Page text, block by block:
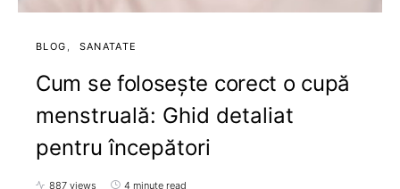
BLOG SANATATE
Cum se folosește corect o cupă
menstruală: Ghid detaliat
pentru începători
887 views 4 minute read